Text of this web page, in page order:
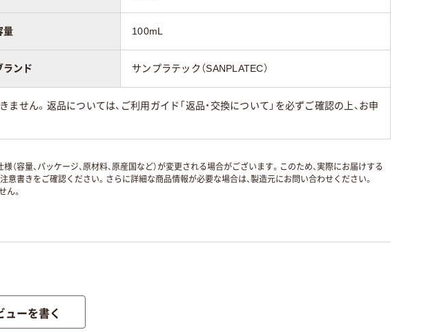
量 100mL
ランド サンプラテック（SANPLATEC）
せん。返品については、ご利用ガイド「返品・交換について」を必ずご確認の上、お申
容量、パッケージ、原材料、原産国など）が変更される場合がございます。このため、実際にお届けする
書きをご確認ください。さらに詳細な商品情報が必要な場合は、製造元にお問い合わせください。
ん。
ューを書く